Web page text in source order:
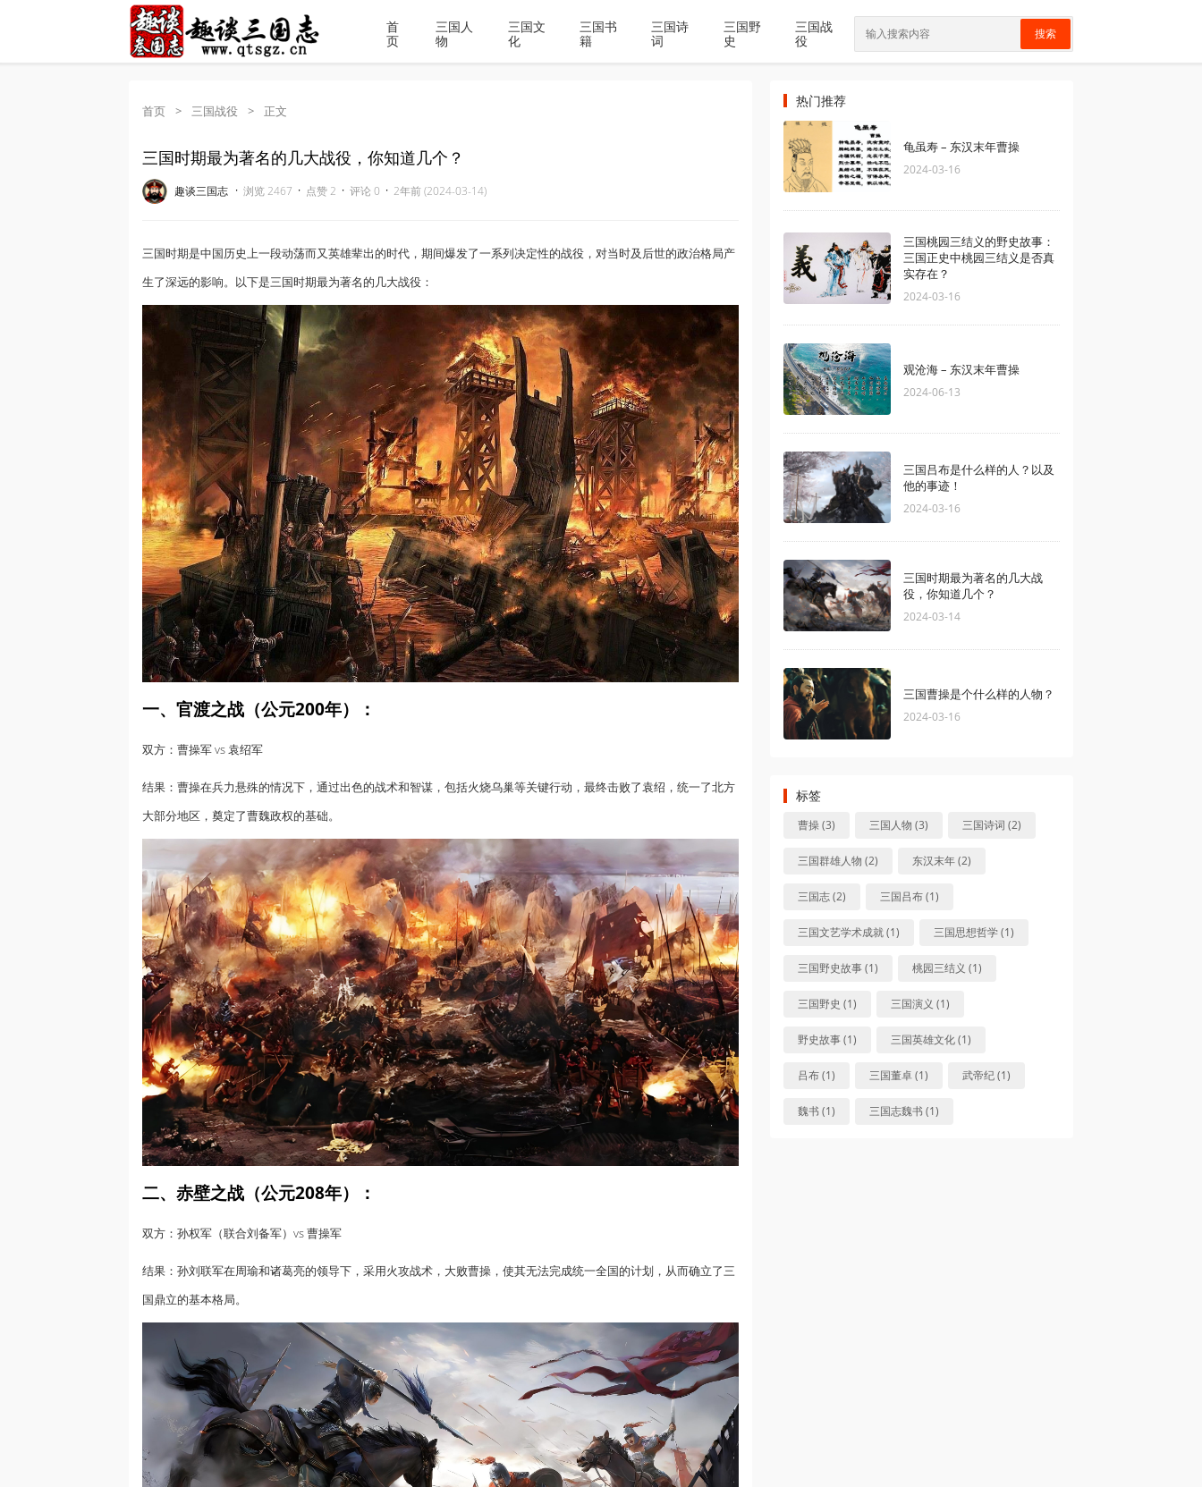
首
页
三国人
物
三国文
化
三国书
籍
三国诗
词
三国野
史
三国战
役
搜索
首页 > 三国战役 > 正文
三国时期最为著名的几大战役，你知道几个？
趣谈三国志 · 浏览 2467 · 点赞 2 · 评论 0 · 2年前 (2024-03-14)
三国时期是中国历史上一段动荡而又英雄辈出的时代，期间爆发了一系列决定性的战役，对当时及后世的政治格局产
生了深远的影响。以下是三国时期最为著名的几大战役：
一、官渡之战（公元200年）：
双方：曹操军 vs 袁绍军
结果：曹操在兵力悬殊的情况下，通过出色的战术和智谋，包括火烧乌巢等关键行动，最终击败了袁绍，统一了北方
大部分地区，奠定了曹魏政权的基础。
二、赤壁之战（公元208年）：
双方：孙权军（联合刘备军）vs 曹操军
结果：孙刘联军在周瑜和诸葛亮的领导下，采用火攻战术，大败曹操，使其无法完成统一全国的计划，从而确立了三
国鼎立的基本格局。
热门推荐
龟虽寿 – 东汉末年曹操
2024-03-16
三国桃园三结义的野史故事：
三国正史中桃园三结义是否真
实存在？
2024-03-16
观沧海 – 东汉末年曹操
2024-06-13
三国吕布是什么样的人？以及
他的事迹！
2024-03-16
三国时期最为著名的几大战
役，你知道几个？
2024-03-14
三国曹操是个什么样的人物？
2024-03-16
标签
曹操 (3) 三国人物 (3) 三国诗词 (2)
三国群雄人物 (2) 东汉末年 (2)
三国志 (2) 三国吕布 (1)
三国文艺学术成就 (1) 三国思想哲学 (1)
三国野史故事 (1) 桃园三结义 (1)
三国野史 (1) 三国演义 (1)
野史故事 (1) 三国英雄文化 (1)
吕布 (1) 三国董卓 (1) 武帝纪 (1)
魏书 (1) 三国志魏书 (1)